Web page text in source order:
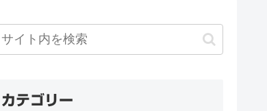
カテゴリー